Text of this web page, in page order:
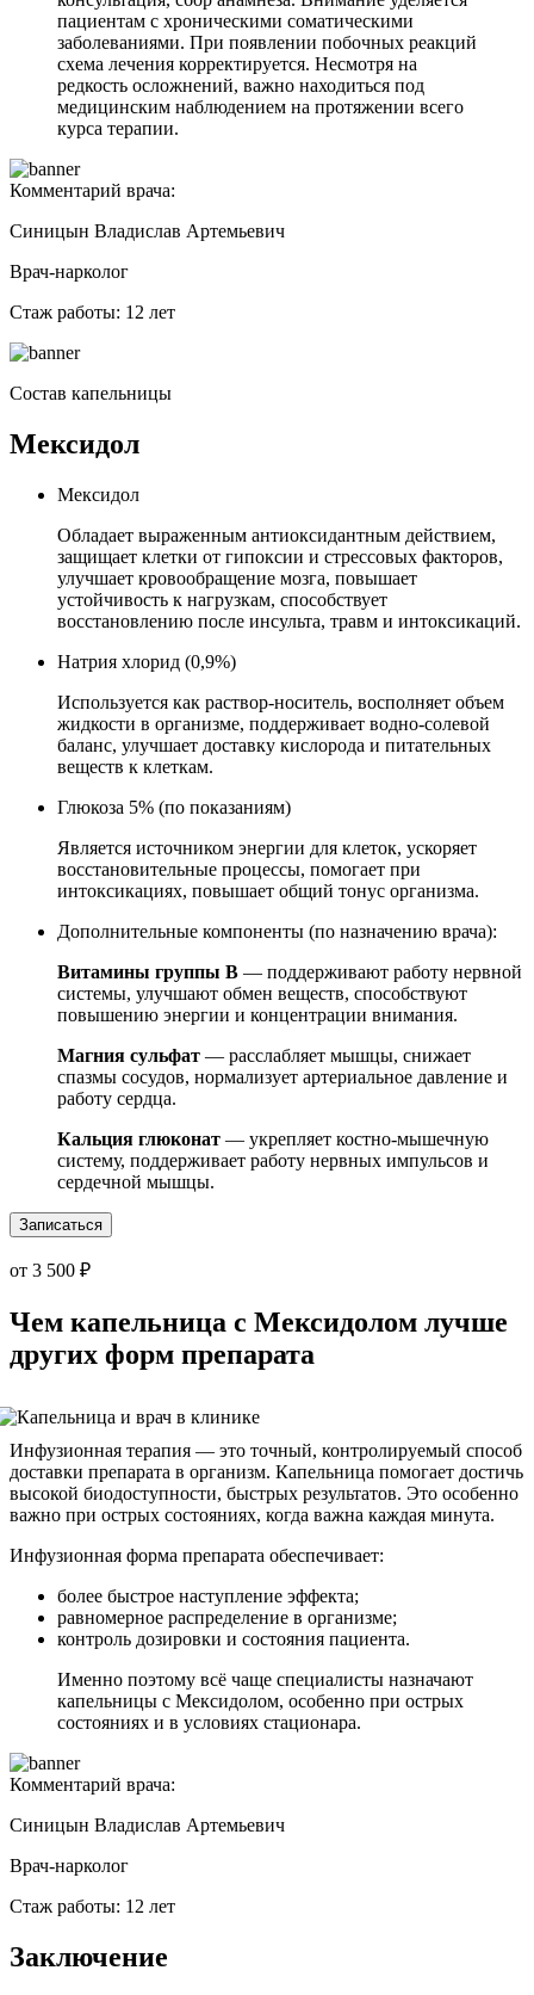
пациентам с хроническими соматическими
заболеваниями. При появлении побочных реакций
схема лечения корректируется. Несмотря на
редкость осложнений, важно находиться под
медицинским наблюдением на протяжении всего
курса терапии.
Комментарий врача:
Синицын Владислав Артемьевич
Врач-нарколог
Стаж работы: 12 лет
Состав капельницы
Мексидол
Мексидол
Обладает выраженным антиоксидантным действием,
защищает клетки от гипоксии и стрессовых факторов,
улучшает кровообращение мозга, повышает
устойчивость к нагрузкам, способствует
восстановлению после инсульта, травм и интоксикаций.
Натрия хлорид (0,9%)
Используется как раствор-носитель, восполняет объем
жидкости в организме, поддерживает водно-солевой
баланс, улучшает доставку кислорода и питательных
веществ к клеткам.
Глюкоза 5% (по показаниям)
Является источником энергии для клеток, ускоряет
восстановительные процессы, помогает при
интоксикациях, повышает общий тонус организма.
Дополнительные компоненты (по назначению врача):
Витамины группы B — поддерживают работу нервной
системы, улучшают обмен веществ, способствуют
повышению энергии и концентрации внимания.
Магния сульфат — расслабляет мышцы, снижает
спазмы сосудов, нормализует артериальное давление и
работу сердца.
Кальция глюконат — укрепляет костно-мышечную
систему, поддерживает работу нервных импульсов и
сердечной мышцы.
Записаться
от 3 500 ₽
Чем капельница с Мексидолом лучше
других форм препарата
Инфузионная терапия — это точный, контролируемый способ
доставки препарата в организм. Капельница помогает достичь
высокой биодоступности, быстрых результатов. Это особенно
важно при острых состояниях, когда важна каждая минута.
Инфузионная форма препарата обеспечивает:
более быстрое наступление эффекта;
равномерное распределение в организме;
контроль дозировки и состояния пациента.
Именно поэтому всё чаще специалисты назначают
капельницы с Мексидолом, особенно при острых
состояниях и в условиях стационара.
Комментарий врача:
Синицын Владислав Артемьевич
Врач-нарколог
Стаж работы: 12 лет
Заключение